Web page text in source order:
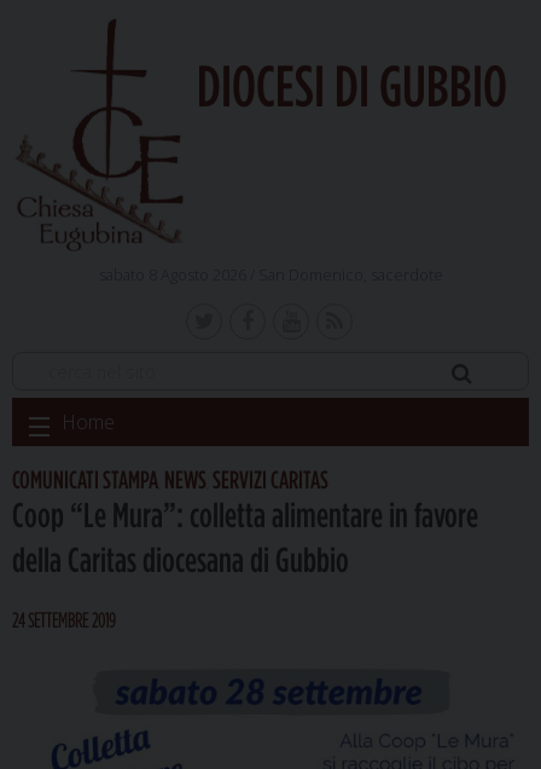
DIOCESI DI GUBBIO
Skip
to
content
Home
COMUNICATI STAMPA NEWS SERVIZI CARITAS
Coop “Le Mura”: colletta alimentare in favore
della Caritas diocesana di Gubbio
24 SETTEMBRE 2019